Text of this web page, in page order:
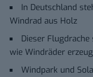
In Deutschland
Windrad aus Holz
Dieser
wie Windräder
Windpark und